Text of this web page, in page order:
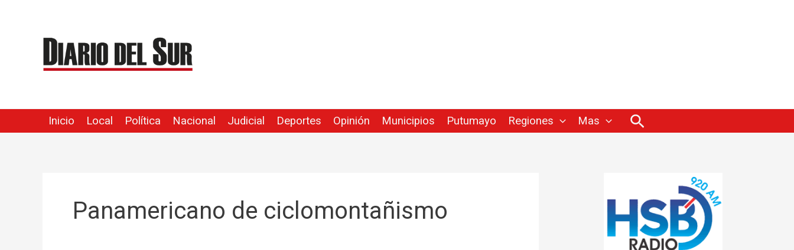
contenido
Inicio Local Política Nacional Judicial Deportes Opinión Municipios Putumayo Regiones Mas Buscar
Panamericano de ciclomontañismo